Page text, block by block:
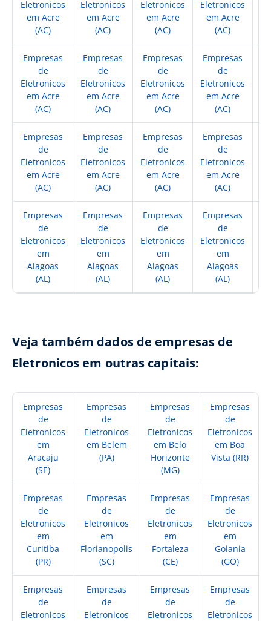
Eletronicos
em Acre
(AC)
Eletronicos
em Acre
(AC)
Eletronicos
em Acre
(AC)
Eletronicos
em Acre
(AC)
Empresas
de
Eletronicos
em Acre
(AC)
Empresas
de
Eletronicos
em Acre
(AC)
Empresas
de
Eletronicos
em Acre
(AC)
Empresas
de
Eletronicos
em Acre
(AC)
Empresas
de
Eletronicos
em Acre
(AC)
Empresas
de
Eletronicos
em Acre
(AC)
Empresas
de
Eletronicos
em Acre
(AC)
Empresas
de
Eletronicos
em Acre
(AC)
Empresas
de
Eletronicos
em
Alagoas
(AL)
Empresas
de
Eletronicos
em
Alagoas
(AL)
Empresas
de
Eletronicos
em
Alagoas
(AL)
Empresas
de
Eletronicos
em
Alagoas
(AL)
Veja também dados de empresas de
Eletronicos em outras capitais:
Empresas
de
Eletronicos
em
Aracaju
(SE)
Empresas
de
Eletronicos
em Belem
(PA)
Empresas
de
Eletronicos
em Belo
Horizonte
(MG)
Empresas
de
Eletronicos
em Boa
Vista (RR)
Empresas
de
Eletronicos
em
Curitiba
(PR)
Empresas
de
Eletronicos
em
Florianopolis
(SC)
Empresas
de
Eletronicos
em
Fortaleza
(CE)
Empresas
de
Eletronicos
em
Goiania
(GO)
Empresas
de
Eletronicos
Empresas
de
Eletronicos
Empresas
de
Eletronicos
Empresas
de
Eletronicos